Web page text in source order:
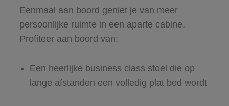
Eenmaal aan boord geniet je van meer
persoonlijke ruimte in een aparte cabine.
Profiteer aan boord van:
Een heerlijke business class stoel die op
lange afstanden een volledig plat bed wordt